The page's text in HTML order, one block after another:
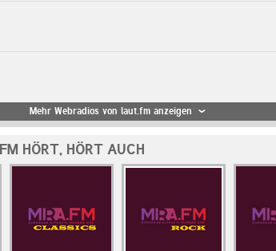
Mehr Webradios von laut.fm anzeigen
HÖRT, HÖRT AUCH